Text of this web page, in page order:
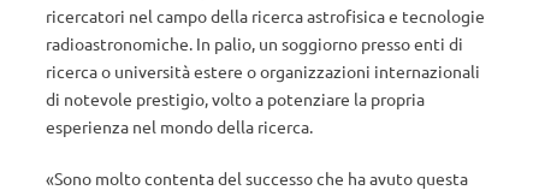
ricercatori nel campo della ricerca astrofisica e tecnologie
radioastronomiche. In palio, un soggiorno presso enti di
ricerca o università estere o organizzazioni internazionali
di notevole prestigio, volto a potenziare la propria
esperienza nel mondo della ricerca.
«Sono molto contenta del successo che ha avuto questa